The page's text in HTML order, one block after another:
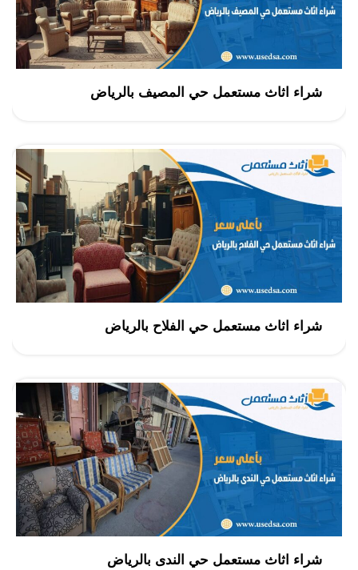
شراء اثاث مستعمل حي المصيف بالرياض
شراء اثاث مستعمل حي الفلاح بالرياض
شراء اثاث مستعمل حي الندى بالرياض